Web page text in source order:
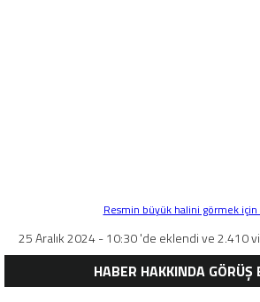
Resmin büyük halini görmek için
25 Aralık 2024 - 10:30 'de eklendi ve 2.410
HABER HAKKINDA GÖRÜŞ